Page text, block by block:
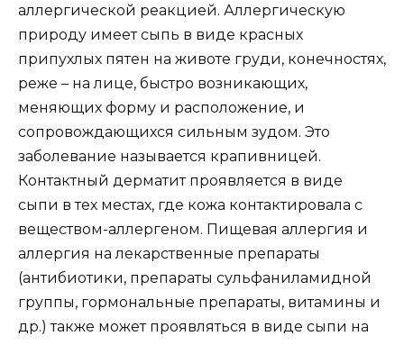
аллергической реакцией. Аллергическую
природу имеет сыпь в виде красных
припухлых пятен на животе груди, конечностях,
реже – на лице, быстро возникающих,
меняющих форму и расположение, и
сопровождающихся сильным зудом. Это
заболевание называется крапивницей.
Контактный дерматит проявляется в виде
сыпи в тех местах, где кожа контактировала с
веществом-аллергеном. Пищевая аллергия и
аллергия на лекарственные препараты
(антибиотики, препараты сульфаниламидной
группы, гормональные препараты, витамины и
др.) также может проявляться в виде сыпи на